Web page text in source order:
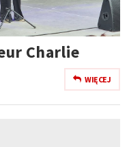
Charlie
WIĘCEJ